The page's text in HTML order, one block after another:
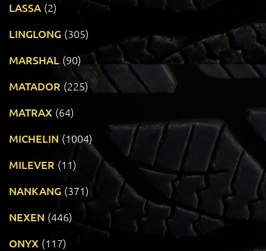
LASSA (2)
LINGLONG (305)
MARSHAL (90)
MATADOR (225)
MATRAX (64)
MICHELIN (1004)
MILEVER (11)
NANKANG (371)
NEXEN (446)
ONYX (117)